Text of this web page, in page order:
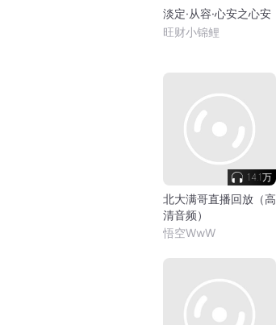
淡定·从容·心安之心安
旺财小锦鲤
14.1万
北大满哥直播回放（高
清音频）
悟空WwW